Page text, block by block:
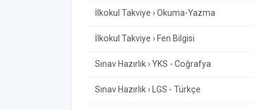
İlkokul Takviye › Okuma-Yazma
İlkokul Takviye › Fen Bilgisi
Sınav Hazırlık › YKS - Coğrafya
Sınav Hazırlık › LGS - Türkçe